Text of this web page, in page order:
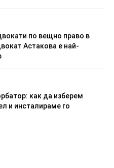
по вещно право в
Астакова е най-
как да изберем
и инсталираме го